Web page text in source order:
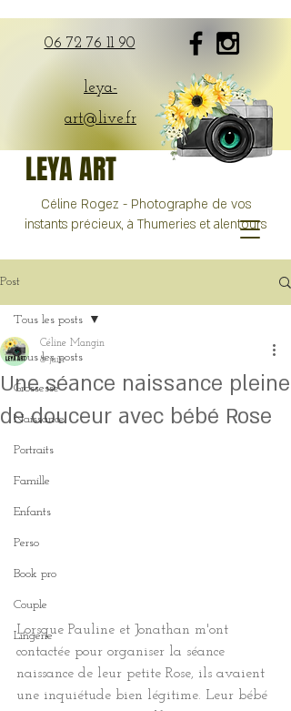
06 72 76 11 90
leya-
art@live.fr
LEYA ART
Céline Rogez - Photographe de vos
instants précieux, à Thumeries et alentours
Post
Tous les posts
Grossesse
Naissance
Portraits
Famille
Enfants
Perso
Book pro
Couple
Lingerie
Tous les posts
Une séance naissance pleine
de douceur avec bébé Rose
Céline Mangin
8 juin
Lorsque Pauline et Jonathan m'ont
contactée pour organiser la séance
naissance de leur petite Rose, ils avaient
une inquiétude bien légitime. Leur bébé